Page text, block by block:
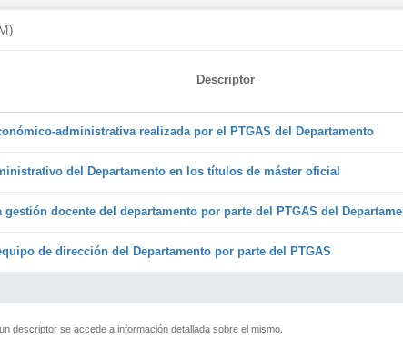
Descriptor
administrativa realizada por el PTGAS del Departamento
del Departamento en los títulos de máster oficial
gestión docente del departamento por parte del PTGAS del
de dirección del Departamento por parte del PTGAS
descriptor se accede a información detallada sobre el mismo.